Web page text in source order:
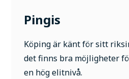
Pingis
Köping är känt för sitt
det finns bra möjligheter
en hög elitnivå.